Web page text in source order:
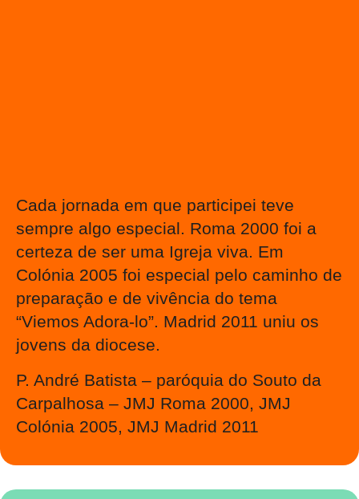
Cada jornada em que participei teve
sempre algo especial. Roma 2000 foi a
certeza de ser uma Igreja viva. Em
Colónia 2005 foi especial pelo caminho de
preparação e de vivência do tema
“Viemos Adora-lo”. Madrid 2011 uniu os
jovens da diocese.
P. André Batista – paróquia do Souto da
Carpalhosa – JMJ Roma 2000, JMJ
Colónia 2005, JMJ Madrid 2011